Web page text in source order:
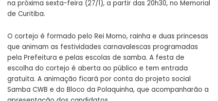
na próxima sexta-feira (27/1), a partir das 20h30, no Memorial
de Curitiba.
O cortejo é formado pelo Rei Momo, rainha e duas princesas
que animam as festividades carnavalescas programadas
pela Prefeitura e pelas escolas de samba. A festa de
escolha do cortejo é aberta ao público e tem entrada
gratuita. A animação ficará por conta do projeto social
Samba CWB e do Bloco da Polaquinha, que acompanharão a